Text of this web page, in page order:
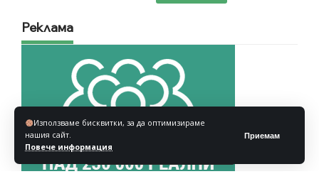
Използваме бисквитки, за да оптимизираме
нашия сайт.
Повече информация
Приемам
Реклама